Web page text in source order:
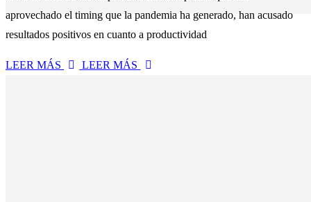
aprovechado el timing que la pandemia ha generado, han acusado
resultados positivos en cuanto a productividad
LEER MÁS LEER MÁS